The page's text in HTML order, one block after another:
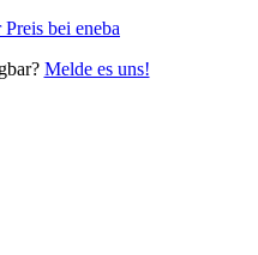
bei eneba
Melde es uns!